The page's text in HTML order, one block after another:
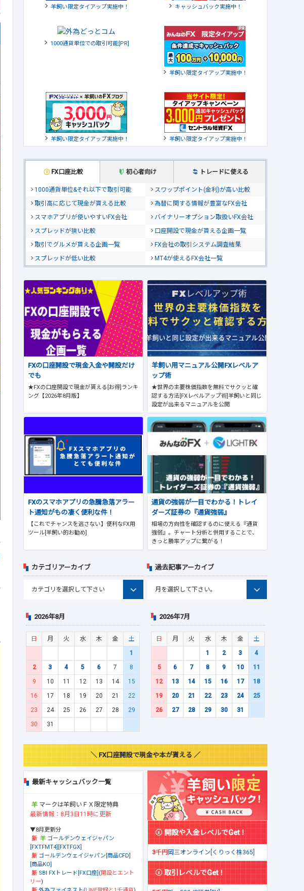
羊飼い限定タイアップ実施中！ キャッシュバック実施中！
1000通貨単位での取引可能[PR]
羊飼い限定タイアップ実施中！
羊飼い限定タイアップ実施中！ 羊飼い限定タイアップ実施中！
FX口座比較 初心者向け トレードに使える
1000通貨単位&それ以下で取引可能
スワップポイント(金利)が高い比較
取引高に応じて現金が貰える比較
為替に関する情報が豊富なFX会社
スマホアプリが使いやすいFX会社
バイナリーオプション取扱いFX会社
スプレッドが狭い比較
口座開設で現金が貰える企画一覧
取引でグルメが貰える企画一覧
FX会社の取引システム調査結果
スプレッドが低い比較
MT4が使えるFX会社一覧
FXの口座開設で現金入金や開設だけ
でも
★FXの口座開設で現金が貰える[お得]ランキ
ング【2026年8月版】
羊飼い用マニュアル公開FXレベルア
ップ術
★世界の主要株価指数を無料でサクッと確
認する方法[FXレベルアップ術]羊飼いと同じ
設定が出来るマニュアルを公開
FXのスマホアプリの急騰急落アラー
ト通知がもの凄く便利な件！
【これでチャンスを逃さない】便利なFX用
ツール[羊飼い的お勧め]
通貨の強弱が一目でわかる！トレイ
ダーズ証券の『通貨強弱』
相場の方向性を確認するのに使える『通貨
強弱』。チャート分析と併用することで、
きっと勝率アップに繋がる！
カテゴリアーカイブ 過去記事アーカイブ
2026年8月
日 月 火 水 木 金
土
1
2
3 4 5 6 7
8
9
10 11 12 13 14
15
16
17 18 19 20 21
22
23
24 25 26 27 28
29
30
31
2026年7月
日 月 火 水 木 金
土
1
2 3
4
5
6 7 8 9 10
11
12
13 14 15 16 17
18
19
20 21 22 23 24
25
26
27 28 29 30 31
＼ FX口座開設で現金や本が貰える ／
最新キャッシュバック一覧
マークは羊飼いＦＸ限定特典
最新情報：8月3日11時に更新
▼8月更新分
ゴールデンウェイジャパン
[FXTFMT4][FXTFGX]
ゴールデンウェイジャパン[商品CFD]
[商品KO]
SBI FXトレード[FX口座] (開設とエント
リー)
開設や入金レベルでGet！
3千円岡三オンライン[くりっく株365]
取引レベルでGet！